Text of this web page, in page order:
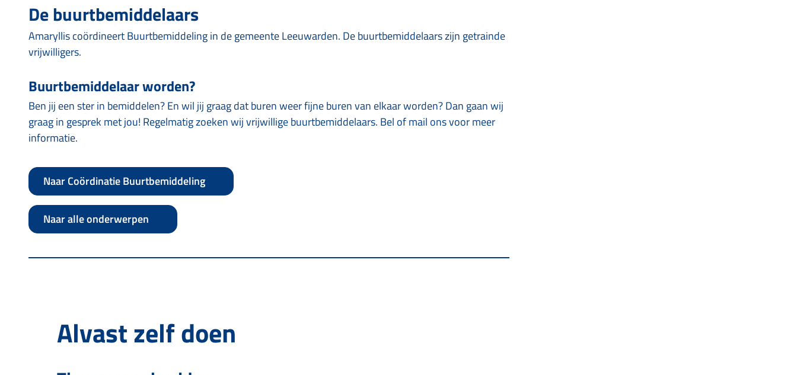
De buurtbemiddelaars
Amaryllis coördineert Buurtbemiddeling in de gemeente Leeuwarden. De buurtbemiddelaars zijn getrainde
vrijwilligers.
Buurtbemiddelaar worden?
Ben jij een ster in bemiddelen? En wil jij graag dat buren weer fijne buren van elkaar worden? Dan gaan wij
graag in gesprek met jou! Regelmatig zoeken wij vrijwillige buurtbemiddelaars. Bel of mail ons voor meer
informatie.
Naar Coördinatie Buurtbemiddeling
Naar alle onderwerpen
Alvast zelf doen